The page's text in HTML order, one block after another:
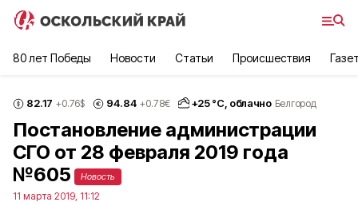
80 лет Победы Новости Статьи Происшествия
82.17 +0.76$ 94.84 +0.78€ +25°С, облачно Белгород
Постановление администрации
СГО от 28 февраля 2019 года
№605
Новость
11 марта 2019, 11:12